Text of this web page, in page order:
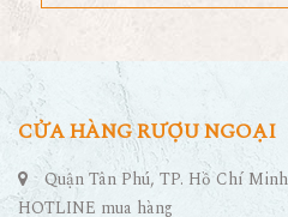
CỬA HÀNG RƯỢU NGOẠI
Quận Tân Phú, TP. Hồ Chí Minh
HOTLINE mua hàng